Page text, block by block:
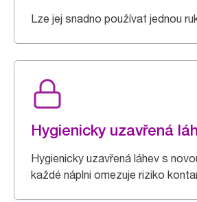
Lze jej snadno používat jednou
Hygienicky uzavřená
Hygienicky uzavřená láhev s
každé náplni omezuje riziko